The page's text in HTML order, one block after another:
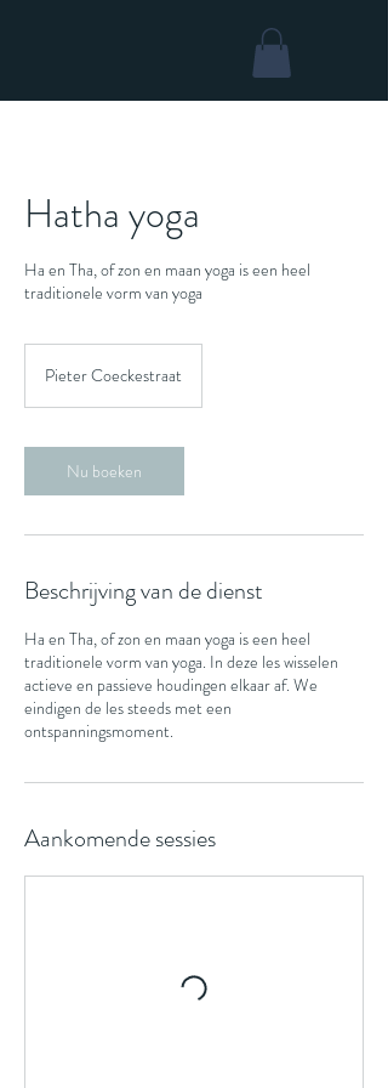
Hatha yoga
Ha en Tha, of zon en maan yoga is een heel
traditionele vorm van yoga
Pieter Coeckestraat
Nu boeken
Beschrijving van de dienst
Ha en Tha, of zon en maan yoga is een heel
traditionele vorm van yoga. In deze les wisselen
actieve en passieve houdingen elkaar af. We
eindigen de les steeds met een
ontspanningsmoment.
Aankomende sessies